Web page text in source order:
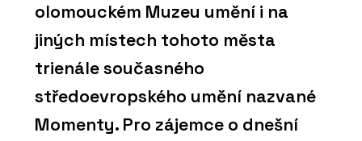
olomouckém Muzeu umění i na
jiných místech tohoto města
trienále současného
středoevropského umění nazvané
Momenty. Pro zájemce o dnešní